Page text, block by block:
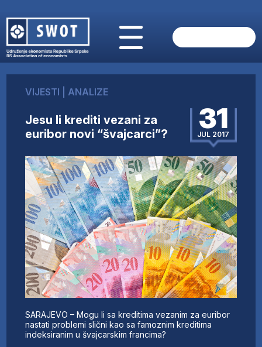
O NAMA
AKTUELNO
ANALIZE
FINANSIJE
IZ STRANIH MEDIJA
AKTIVNOSTI
SWOT INTERVJU
UČLANI SE
KONTAKT
VIJESTI ANALIZE
Jesu li krediti vezani za
euribor novi “švajcarci”?
31
JUL 2017
SARAJEVO – Mogu li sa kreditima vezanim za euribor
nastati problemi slični kao sa famoznim kreditima
indeksiranim u švajcarskim francima?